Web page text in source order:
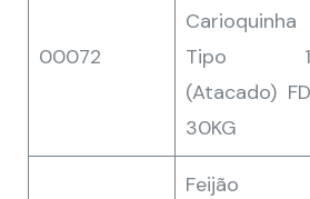
00072
Carioquinha
Tipo 1
(Atacado) FD
30KG
Feijão